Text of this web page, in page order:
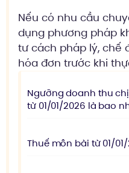
Nếu có nhu cầu
dụng phương pháp
tư cách pháp lý, chế
hóa đơn trước khi
Ngưỡng doanh thu
từ 01/01/2026 là bao
Thuế môn bài từ 01/